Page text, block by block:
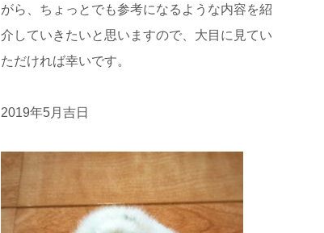
がら、ちょっとでも参考になるような内容を紹
介していきたいと思いますので、大目に見てい
ただければ幸いです。
2019年5月吉日